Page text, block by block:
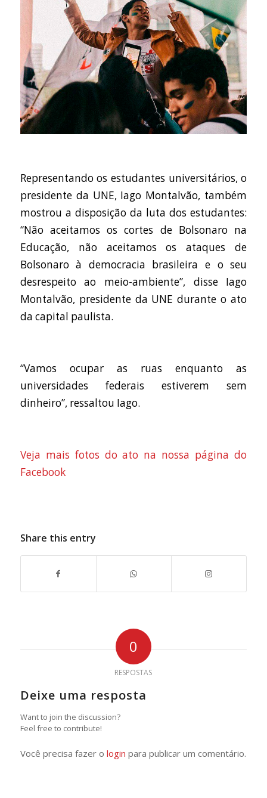
Representando os estudantes universitários, o
presidente da UNE, Iago Montalvão, também
mostrou a disposição da luta dos estudantes:
“Não aceitamos os cortes de Bolsonaro na
Educação, não aceitamos os ataques de
Bolsonaro à democracia brasileira e o seu
desrespeito ao meio-ambiente”, disse Iago
Montalvão, presidente da UNE durante o ato
da capital paulista.
“Vamos ocupar as ruas enquanto as
universidades federais estiverem sem
dinheiro”, ressaltou Iago.
Veja mais fotos do ato na nossa página do
Facebook
Share this entry
0
RESPOSTAS
Deixe uma resposta
Want to join the discussion?
Feel free to contribute!
Você precisa fazer o login para publicar um comentário.